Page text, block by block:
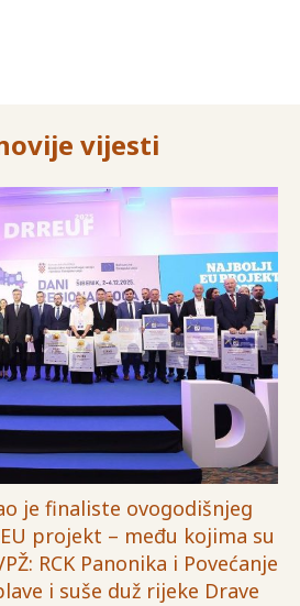
vijesti
je finaliste ovogodišnjeg
projekt – među kojima su
RCK Panonika i Povećanje
i suše duž rijeke Drave